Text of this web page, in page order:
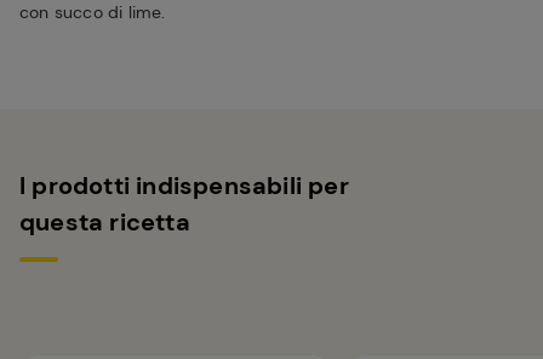
con succo di lime.
I prodotti indispensabili per
questa ricetta